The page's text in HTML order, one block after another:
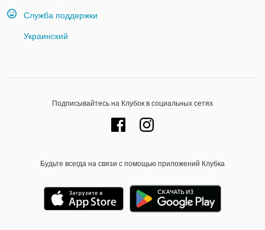
Служба поддержки
Украинский
Подписывайтесь на Клубок в социальных сетях
Будьте всегда на связи с помощью приложений Клубка